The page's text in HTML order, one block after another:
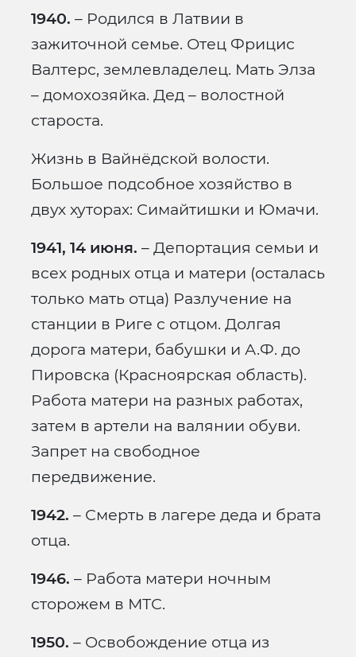
1940. – Родился в Латвии в
зажиточной семье. Отец Фрицис
Валтерс, землевладелец. Мать Элза
– домохозяйка. Дед – волостной
староста.
Жизнь в Вайнёдской волости.
Большое подсобное хозяйство в
двух хуторах: Симайтишки и Юмачи.
1941, 14 июня. – Депортация семьи и
всех родных отца и матери (осталась
только мать отца) Разлучение на
станции в Риге с отцом. Долгая
дорога матери, бабушки и А.Ф. до
Пировска (Красноярская область).
Работа матери на разных работах,
затем в артели на валянии обуви.
Запрет на свободное
передвижение.
1942. – Смерть в лагере деда и брата
отца.
1946. – Работа матери ночным
сторожем в МТС.
1950. – Освобождение отца из